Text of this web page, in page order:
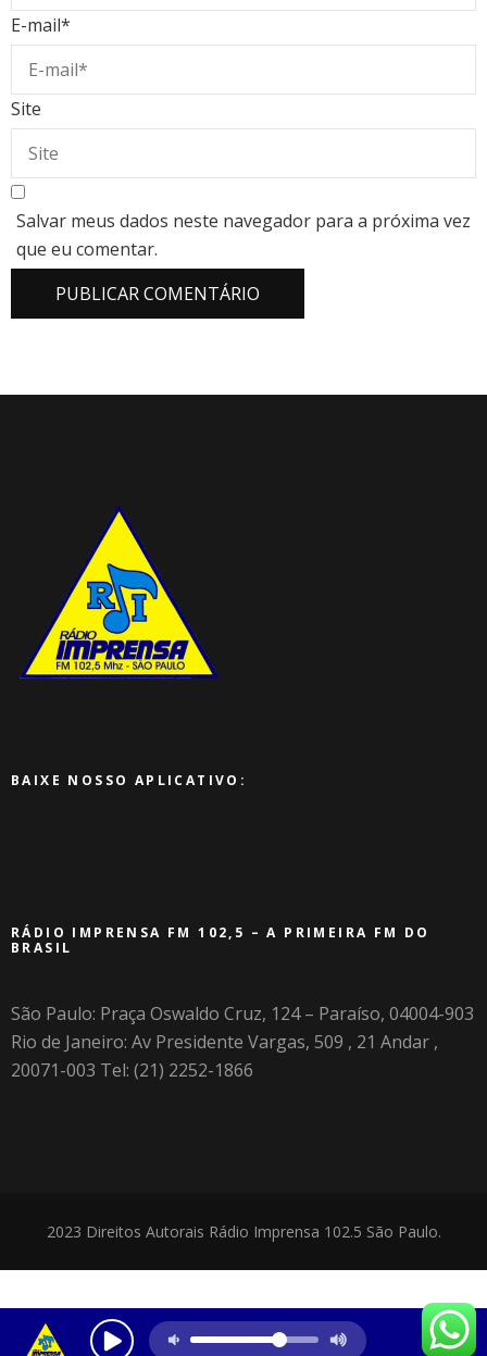
E-mail*
Site
Salvar meus dados neste navegador para a próxima vez
que eu comentar.
BAIXE NOSSO APLICATIVO:
RÁDIO IMPRENSA FM 102,5 – A PRIMEIRA FM DO
BRASIL
São Paulo: Praça Oswaldo Cruz, 124 – Paraíso, 04004-903
Rio de Janeiro: Av Presidente Vargas, 509 , 21 Andar ,
20071-003 Tel: (21) 2252-1866
2023 Direitos Autorais Rádio Imprensa 102.5 São Paulo.